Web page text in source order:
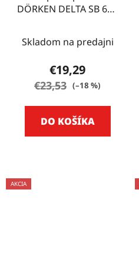
DÖRKEN DELTA SB 60 -
Skladom na predajni
€19,29
€23,53 (–18 %)
DO KOŠÍKA
AKCIA